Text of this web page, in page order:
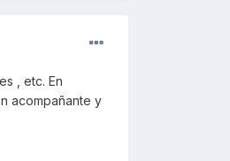
, etc. En
acompañante y